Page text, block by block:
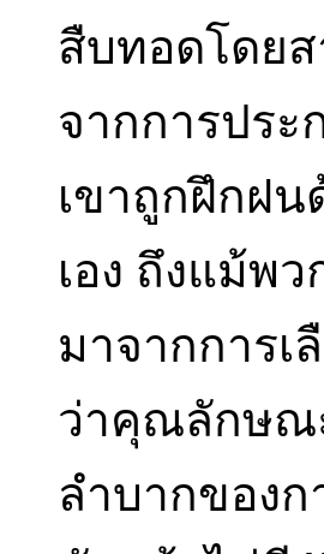
สืบทอดโดยส
จากการปร
เขาถูกฝึกฝ
เอง ถึงแม้พ
มาจากการเ
ว่าคุณลักษณ
ลำบากของ